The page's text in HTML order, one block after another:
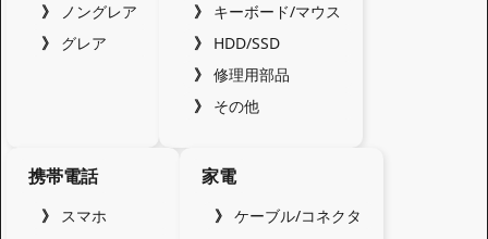
ノングレア
グレア
キーボード/マウス
HDD/SSD
修理用部品
その他
携帯電話
スマホ
家電
ケーブル/コネクタ